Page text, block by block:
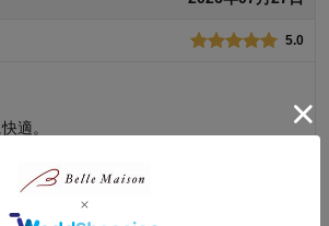
品揃え！ディズニーファンタジーショップ 5.0
適。
人が参考になりました
続きを読む